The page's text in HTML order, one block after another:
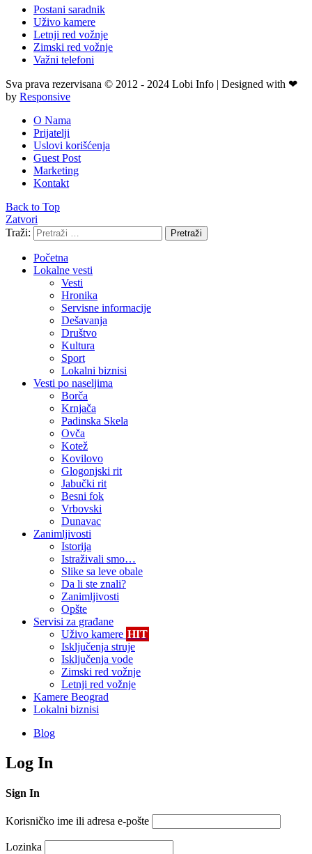
Postani saradnik
Uživo kamere
Letnji red vožnje
Zimski red vožnje
Važni telefoni
Sva prava rezervisana © 2012 - 2024 Lobi Info | Designed with ❤
by Responsive
O Nama
Prijatelji
Uslovi korišćenja
Guest Post
Marketing
Kontakt
Back to Top
Zatvori
Traži:
Pretraži
Početna
Lokalne vesti
Vesti
Hronika
Servisne informacije
Dešavanja
Društvo
Kultura
Sport
Lokalni biznisi
Vesti po naseljima
Borča
Krnjača
Padinska Skela
Ovča
Kotež
Kovilovo
Glogonjski rit
Jabučki rit
Besni fok
Vrbovski
Dunavac
Zanimljivosti
Istorija
Istraživali smo…
Slike sa leve obale
Da li ste znali?
Zanimljivosti
Opšte
Servisi za građane
Uživo kamere HIT
Isključenja struje
Isključenja vode
Zimski red vožnje
Letnji red vožnje
Kamere Beograd
Lokalni biznisi
Blog
Log In
Sign In
Korisničko ime ili adresa e-pošte
Lozinka